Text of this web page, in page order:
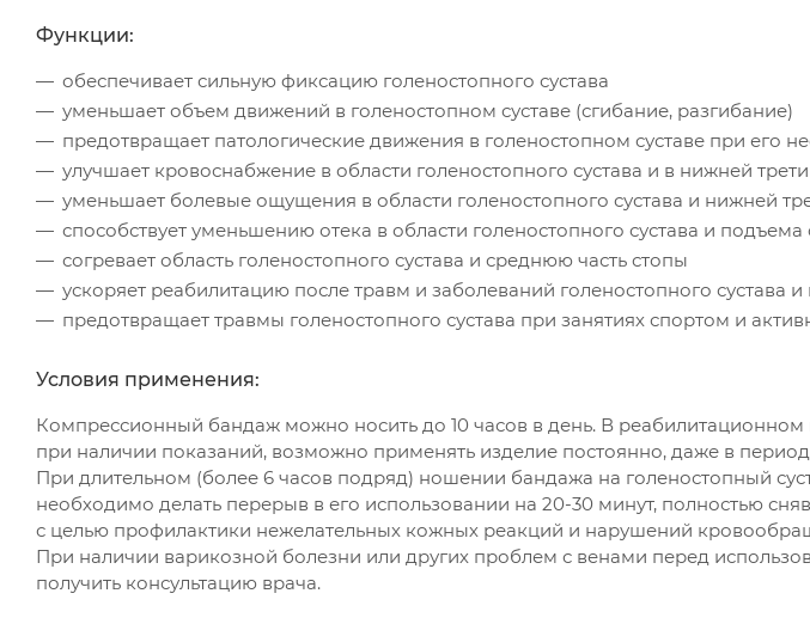
Функции:
обеспечивает сильную фиксацию голеностопного сустава
уменьшает объем движений в голеностопном суставе (сгибание, разгибание)
предотвращает патологические движения в голеностопном суставе при его
улучшает кровоснабжение в области голеностопного сустава и в нижней
уменьшает болевые ощущения в области голеностопного сустава и нижней
способствует уменьшению отека в области голеностопного сустава и
согревает область голеностопного сустава и среднюю часть стопы
ускоряет реабилитацию после травм и заболеваний голеностопного сустава и
предотвращает травмы голеностопного сустава при занятиях спортом и
Условия применения:
Компрессионный бандаж можно носить до 10 часов в день. В
при наличии показаний, возможно применять изделие постоянно, даже в
При длительном (более 6 часов подряд) ношении бандажа на голеностопный
необходимо делать перерыв в его использовании на 20-30 минут, полностью
с целью профилактики нежелательных кожных реакций и нарушений
При наличии варикозной болезни или других проблем с венами перед
получить консультацию врача.